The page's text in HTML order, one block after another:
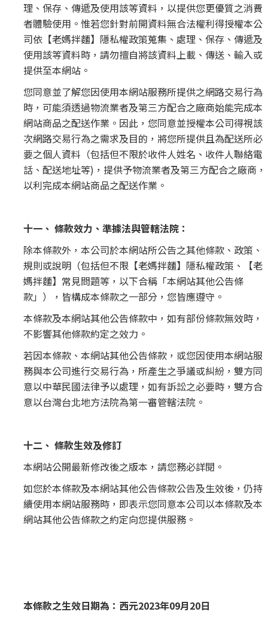
理、保存、傳遞及使用該等資料，以提供您更優質之消費
者體驗使用。惟若您針對前開資料無合法權利得授權本公
司依【老媽拌麵】隱私權政策蒐集、處理、保存、傳遞及
使用該等資料時，請勿擅自將該資料上載、傳送、輸入或
提供至本網站。
您同意並了解您因使用本網站服務所提供之網路交易行為
時，可能須透過物流業者及第三方配合之廠商始能完成本
網站商品之配送作業。因此，您同意並授權本公司得視該
次網路交易行為之需求及目的，將您所提供且為配送所必
要之個人資料（包括但不限於收件人姓名、收件人聯絡電
話、配送地址等)，提供予物流業者及第三方配合之廠商，
以利完成本網站商品之配送作業。
十一、 條款效力、準據法與管轄法院：
除本條款外，本公司於本網站所公告之其他條款、政策、
規則或說明（包括但不限【老媽拌麵】隱私權政策、【老
媽拌麵】常見問題等，以下合稱「本網站其他公告條
款」），皆構成本條款之一部分，您皆應遵守。
本條款及本網站其他公告條款中，如有部份條款無效時，
不影響其他條款約定之效力。
若因本條款、本網站其他公告條款，或您因使用本網站服
務與本公司進行交易行為，所產生之爭議或糾紛，雙方同
意以中華民國法律予以處理，如有訴訟之必要時，雙方合
意以台灣台北地方法院為第一審管轄法院。
十二、 條款生效及修訂
本網站公開最新修改後之版本，請您務必詳閱。
如您於本條款及本網站其他公告條款公告及生效後，仍持
續使用本網站服務時，即表示您同意本公司以本條款及本
網站其他公告條款之約定向您提供服務。
本條款之生效日期為：西元2023年09月20日